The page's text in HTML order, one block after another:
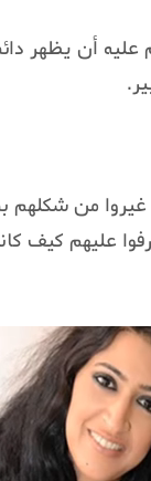
عليه أن يظهر
غيروا من شكلهم
عليهم كيف